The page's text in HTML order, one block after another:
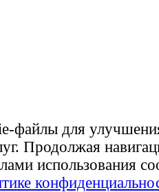
файлы для
Продолжая
использования